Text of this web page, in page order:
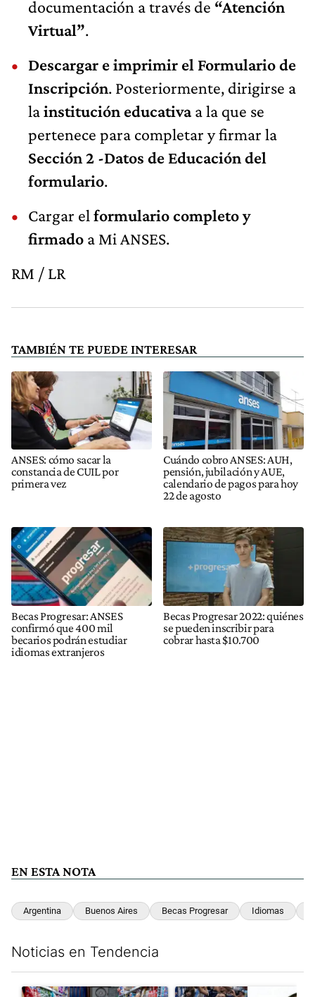
documentación a través de “Atención
Virtual”.
Descargar e imprimir el Formulario de
Inscripción. Posteriormente, dirigirse a
lainstitución educativaa la que se
pertenece para completar y firmar la
Sección 2 -Datos de Educación del
formulario.
Cargar el formulario completo y
firmado a Mi ANSES.
RM / LR
TAMBIÉN TE PUEDE INTERESAR
ANSES: cómo sacar la
constancia de CUIL por
primera vez
Cuándo cobro ANSES: AUH,
pensión, jubilación y AUE,
calendario de pagos para hoy
22 de agosto
Becas Progresar: ANSES
confirmó que 400 mil
becarios podrán estudiar
idiomas extranjeros
Becas Progresar 2022: quiénes
se pueden inscribir para
cobrar hasta $10.700
EN ESTA NOTA
Argentina Buenos Aires Becas Progresar Idiomas
Noticias en Tendencia
Un artículo de tendencia con el título "La inflación en CABA
Un artículo de tendencia con